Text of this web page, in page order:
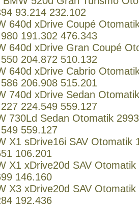
93.214 232.102
640d xDrive Coupé
191.302 476.343
640d xDrive Gran Coupé
204.872 510.132
640d xDrive Cabrio
206.908 515.201
740d xDrive Sedan
224.549 559.127
730Ld Sedan Otomatik
559.127
X1 sDrive16i SAV Otomatik
106.201
X1 xDrive20d SAV
146.160
X3 xDrive20d SAV
192.436